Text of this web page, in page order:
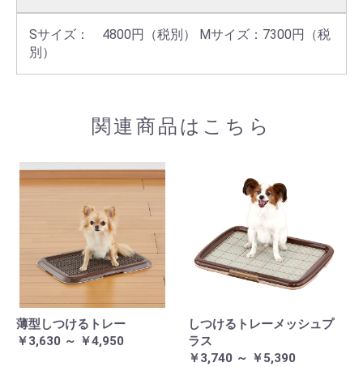
Sサイズ：　4800円（税別） Mサイズ：7300円（税
別）
関連商品はこちら
薄型しつけるトレー
￥3,630 ～ ￥4,950
しつけるトレーメッシュプ
ラス
￥3,740 ～ ￥5,390